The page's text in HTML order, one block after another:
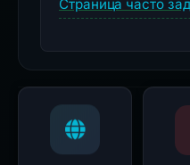
Страница часто